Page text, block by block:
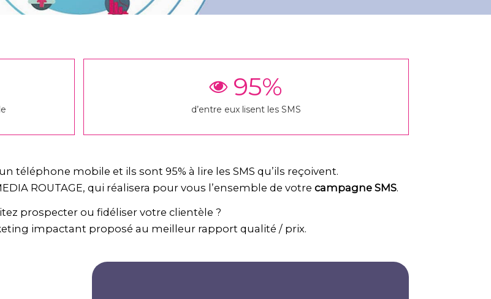
95%
d’entre eux lisent les SMS
téléphone mobile et ils sont 95% à lire les SMS qu’ils reçoivent.
ROUTAGE, qui réalisera pour vous l’ensemble de votre campagne SMS.
prospecter ou fidéliser votre clientèle ?
impactant proposé au meilleur rapport qualité / prix.